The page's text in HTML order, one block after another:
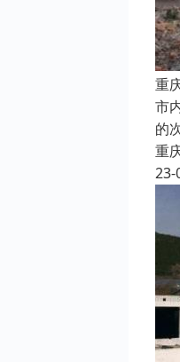
重
市
的
重
23-